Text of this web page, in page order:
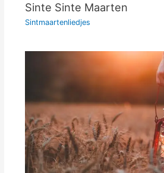
Sinte Sinte Maarten
Sintmaartenliedjes